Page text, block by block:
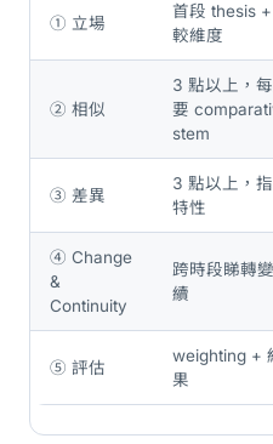
① 立場
首段 thesis
較維度
② 相似
3 點以上，
要
stem
③ 差異
3 點以上，
特性
④ Change
&
Continuity
跨時段睇轉
續
⑤ 評估
weighting +
果